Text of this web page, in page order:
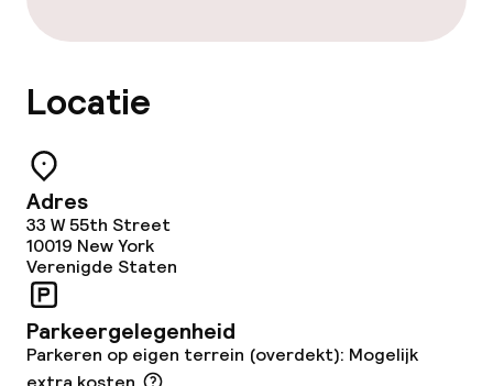
Roomservice
Schoonmaakvoorzieningen
Wasservice
Zakelijke faciliteiten
Conferentieruimte
Locatie
Adres
33 W 55th Street
10019 New York
Verenigde Staten
Parkeergelegenheid
Parkeren op eigen terrein (overdekt): Mogelijk